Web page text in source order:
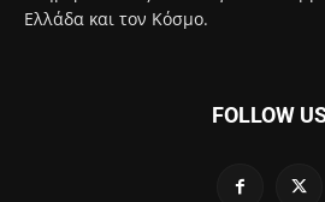
Ελλάδα και τον Κόσμο.
FOLLOW